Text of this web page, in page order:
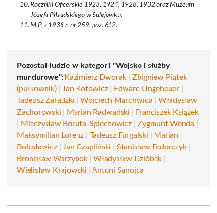
Roczniki Oficerskie 1923, 1924, 1928, 1932 oraz Muzeum
Józefa Piłsudskiego w Sulejówku.
M.P. z 1938 r. nr 259, poz. 612.
Pozostali ludzie w kategorii "Wojsko i służby
mundurowe": Kazimierz Dworak
Zbigniew Piątek
(pułkownik)
Jan Kotowicz Edward Ungeheuer
Tadeusz Zaradzki
Wojciech Marchwica
Władysław
Zachorowski
Marian Radwański
Franciszek Książek
Mieczysław Boruta-Spiechowicz Zygmunt Wenda
Maksymilian Lorenz
Tadeusz Furgalski
Marian
Bolesławicz
Jan Czapliński Stanisław Fedorczyk
Bronisław Warzybok
Władysław Dzióbek
Wielisław Krajowski
Antoni Sanojca